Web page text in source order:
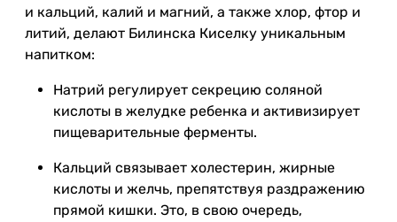
и кальций, калий и магний, а также хлор, фтор и
литий, делают Билинска Киселку уникальным
напитком:
Натрий регулирует секрецию соляной
кислоты в желудке ребенка и активизирует
пищеварительные ферменты.
Кальций связывает холестерин, жирные
кислоты и желчь, препятствуя раздражению
прямой кишки. Это, в свою очередь,